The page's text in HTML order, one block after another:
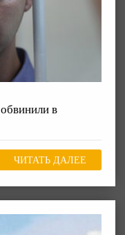
в
ЧИТАТЬ ДАЛЕЕ